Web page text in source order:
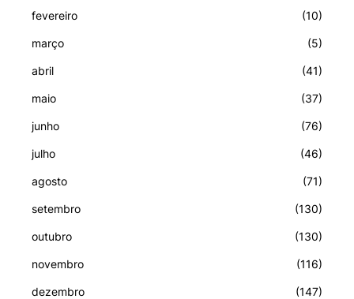
fevereiro (10)
março (5)
abril (41)
maio (37)
junho (76)
julho (46)
agosto (71)
setembro (130)
outubro (130)
novembro (116)
dezembro (147)